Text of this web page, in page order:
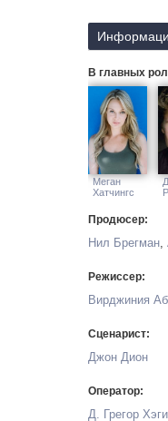
В главных
Меган
Хатчингс
Продюсер:
Нил Брегман,
Режиссер:
Вирджиния
Сценарист:
Джон Дион
Оператор:
Д. Грегор Хэги